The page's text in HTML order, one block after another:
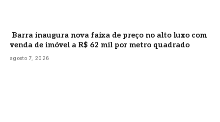
Barra inaugura nova faixa de preço no alto luxo com
venda de imóvel a R$ 62 mil por metro quadrado
agosto 7, 2026